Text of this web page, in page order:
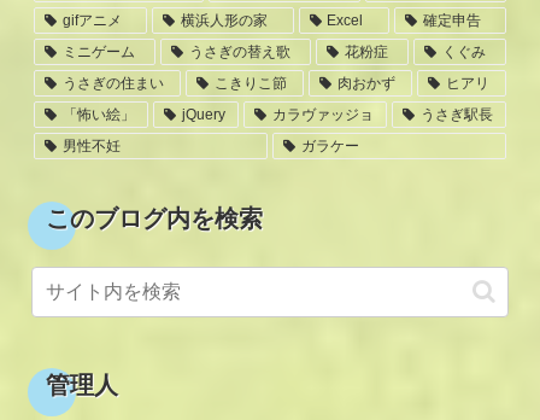
gifアニメ
横浜人形の家 Excel
確定申告
ミニゲーム
うさぎの替え歌 花粉症
くぐみ
うさぎの住まい
こきりこ節 肉おかず
ヒアリ
「怖い絵」
jQuery カラヴァッジョ
うさぎ駅長
男性不妊
ガラケー
このブログ内を検索
管理人